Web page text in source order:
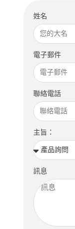
姓名
電子郵件
聯絡電話
主旨：
訊息